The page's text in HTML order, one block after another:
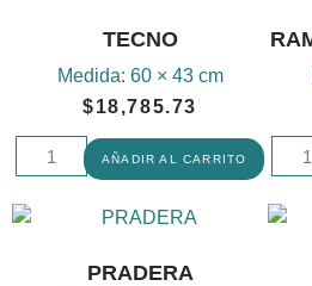
TECNO
Medida: 60 × 43 cm
$18,785.73
AÑADIR AL CARRITO
PRADERA